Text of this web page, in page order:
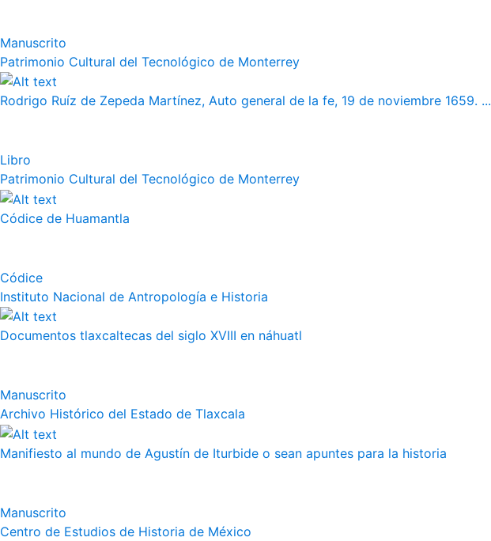
Manuscrito
Patrimonio Cultural del Tecnológico de Monterrey
Rodrigo Ruíz de Zepeda Martínez, Auto general de la fe, 19 de noviembre 1659. ...
Libro
Patrimonio Cultural del Tecnológico de Monterrey
Códice de Huamantla
Códice
Instituto Nacional de Antropología e Historia
Documentos tlaxcaltecas del siglo XVIII en náhuatl
Manuscrito
Archivo Histórico del Estado de Tlaxcala
Manifiesto al mundo de Agustín de Iturbide o sean apuntes para la historia
Manuscrito
Centro de Estudios de Historia de México